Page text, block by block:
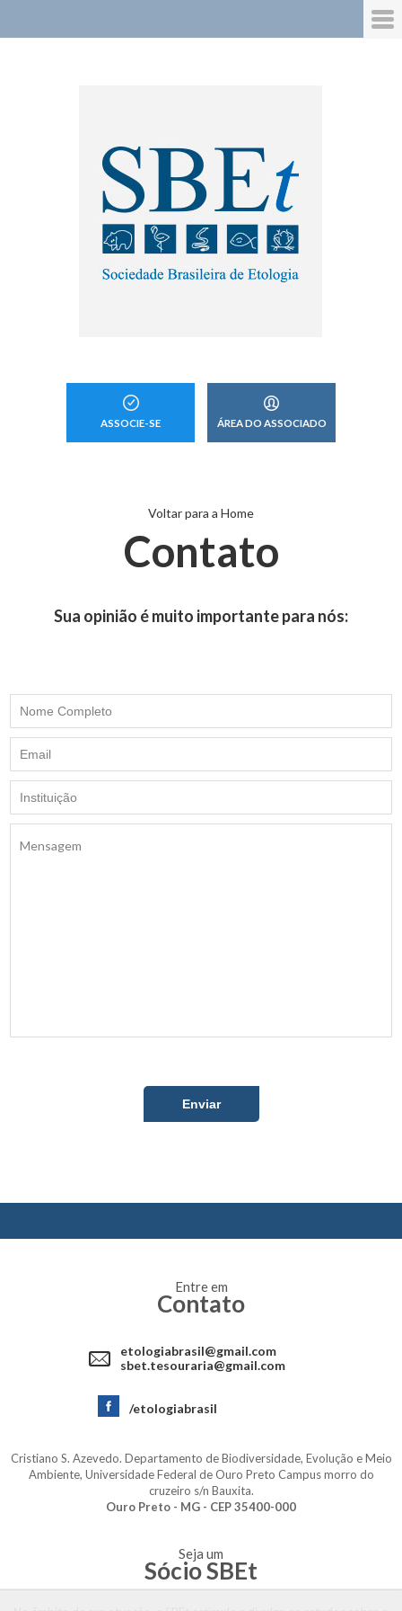
ASSOCIE-SE ÁREA DO ASSOCIADO
Voltar para a Home
Contato
Sua opinião é muito importante para nós:
Entre em
Contato
etologiabrasil@gmail.com
sbet.tesouraria@gmail.com
/etologiabrasil
Cristiano S. Azevedo. Departamento de Biodiversidade, Evolução e Meio
Ambiente, Universidade Federal de Ouro Preto Campus morro do
cruzeiro s/n Bauxita.
Ouro Preto - MG - CEP 35400-000
Seja um
Sócio SBEt